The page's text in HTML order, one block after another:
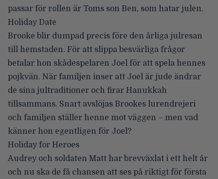
passar för rollen är Toms son Ben, som hatar julen.
Holiday Date
Brooke blir dumpad precis före den årliga julresan
till hemstaden. För att slippa besvärliga frågor
betalar hon skådespelaren Joel för att spela hennes
pojkvän. När familjen inser att Joel är jude ändrar
de sina jultraditioner och firar Hanukkah
tillsammans. Snart avslöjas Brookes lurendrejeri
och familjen ställer henne mot väggen – men vad
känner hon egentligen för Joel?
Holiday for Heroes
Audrey och soldaten Matt har brevväxlat i ett helt år
och nu ska de få chansen att ses på riktigt för första